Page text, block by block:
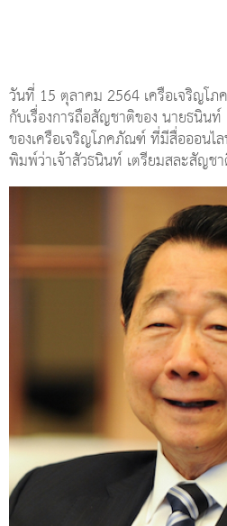
วันที่ 15 ตุลาคม 2564 เครือเจริญโ
กับเรื่องการถือสัญชาติของ นายธนิน
ของเครือเจริญโภคภัณฑ์ ที่มีสื่อออนไ
พิมพ์ว่าเจ้าสัวธนินท์ เตรียมสละสัญช